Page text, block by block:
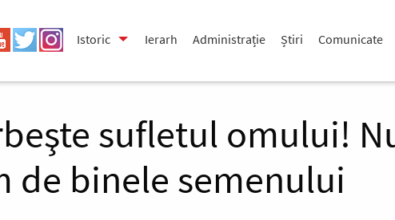
Istoric Ierarh Administrație Știri Comunicate
sufletul omului!
de binele semenului